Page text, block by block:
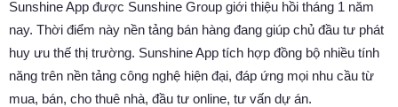
Sunshine App được Sunshine Group giới thiệu hồi tháng 1 năm
nay. Thời điểm này nền tảng bán hàng đang giúp chủ đầu tư phát
huy ưu thế thị trường. Sunshine App tích hợp đồng bộ nhiều tính
năng trên nền tảng công nghệ hiện đại, đáp ứng mọi nhu cầu từ
mua, bán, cho thuê nhà, đầu tư online, tư vấn dự án.